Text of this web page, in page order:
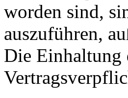
worden sind,
auszuführen,
Die